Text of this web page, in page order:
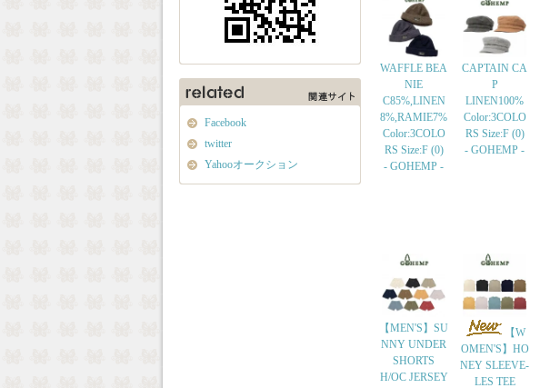
Facebook
twitter
Yahooオークション
WAFFLE BEA
NIE
C85%,LINEN
8%,RAMIE7%
Color:3COLO
RS Size:F (0)
- GOHEMP -
CAPTAIN CA
P
LINEN100%
Color:3COLO
RS Size:F (0)
- GOHEMP -
【MEN'S】SU
NNY UNDER
SHORTS
H/OC JERSEY
【W
OMEN'S】HO
NEY SLEEVE-
LES TEE